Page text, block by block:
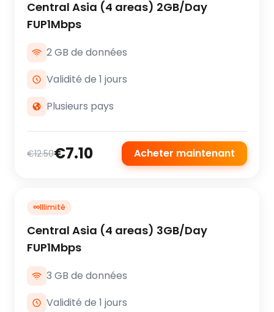
Central Asia (4 areas) 2GB/Day
FUP1Mbps
2 GB de données
Validité de 1 jours
Plusieurs pays
€12.50€7.10 Acheter maintenant
∞Illimité
Central Asia (4 areas) 3GB/Day
FUP1Mbps
3 GB de données
Validité de 1 jours